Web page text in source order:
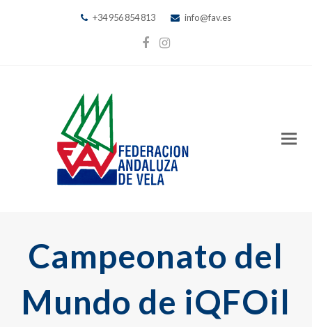
+34 956 854 813 info@fav.es
Facebook
Instagram
Campeonato del
Mundo de iQFOil